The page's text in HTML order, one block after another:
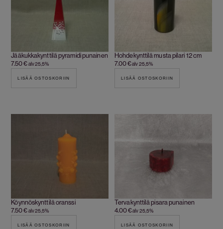
Jääkukkakynttilä pyramidi punainen
7.50€alv 25,5%
LISÄÄ OSTOSKORIIN
Hohdekynttilä musta pilari 12 cm
7.00€alv 25,5%
LISÄÄ OSTOSKORIIN
Köynnöskynttilä oranssi
7.50€alv 25,5%
LISÄÄ OSTOSKORIIN
Tervakynttilä pisara punainen
4.00€alv 25,5%
LISÄÄ OSTOSKORIIN